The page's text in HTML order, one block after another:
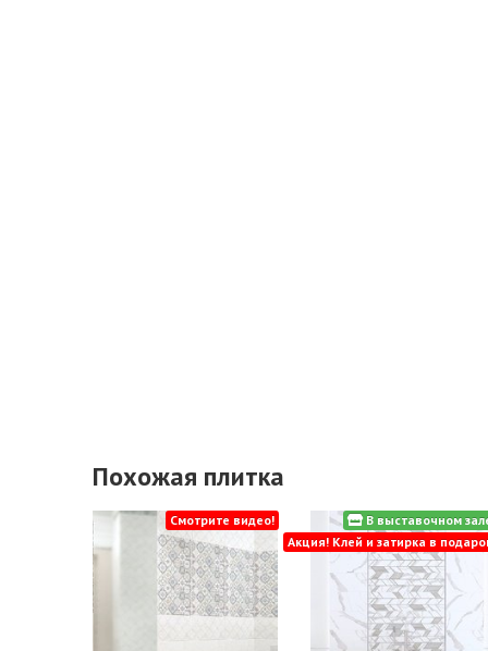
Похожая плитка
Смотрите видео!
В выставочном
Акция! Клей и затирка в